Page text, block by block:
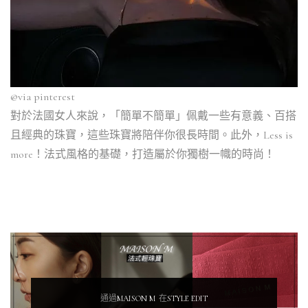
@via pinterest
對於法國女人來說，「簡單不簡單」佩戴一些有意義、百搭
且經典的珠寶，這些珠寶將陪伴你很長時間。此外，Less is
more！法式風格的基礎，打造屬於你獨樹一幟的時尚！
通過MAISON M 在STYLE EDIT